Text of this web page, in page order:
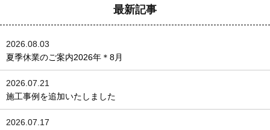
最新記事
2026.08.03
夏季休業のご案内2026年＊8月
2026.07.21
施工事例を追加いたしました
2026.07.17